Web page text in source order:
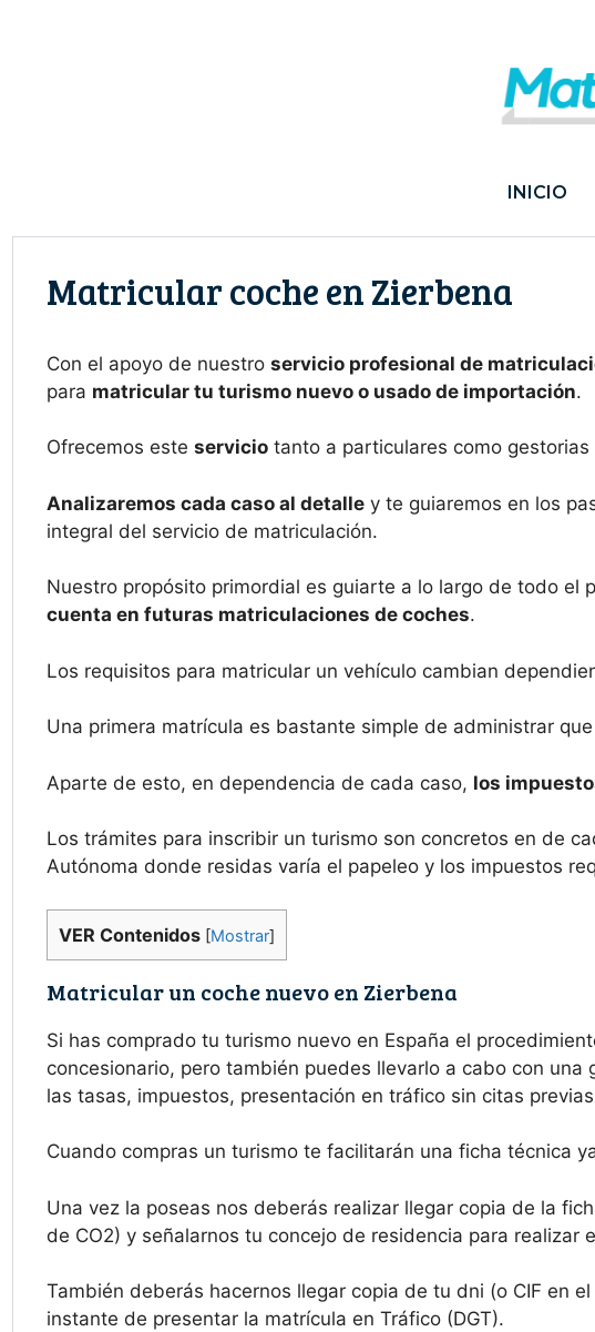
INICIO
Matricular coche en Zierbena
Con el apoyo de nuestro servicio profesional de
para matricular tu turismo nuevo o usado de importación.
Ofrecemos este servicio tanto a particulares como
Analizaremos cada caso al detalle y te guiaremos en los
integral del servicio de matriculación.
Nuestro propósito primordial es guiarte a lo largo de todo el
cuenta en futuras matriculaciones de coches.
Los requisitos para matricular un vehículo cambian
Una primera matrícula es bastante simple de administrar
Aparte de esto, en dependencia de cada caso, los
Los trámites para inscribir un turismo son concretos en de
Autónoma donde residas varía el papeleo y los impuestos
VER Contenidos [Mostrar]
Matricular un coche nuevo en Zierbena
Si has comprado tu turismo nuevo en España el
concesionario, pero también puedes llevarlo a cabo con
las tasas, impuestos, presentación en tráfico sin citas
Cuando compras un turismo te facilitarán una ficha técnica
Una vez la poseas nos deberás realizar llegar copia de la
de CO2) y señalarnos tu concejo de residencia para realizar
También deberás hacernos llegar copia de tu dni (o CIF en
instante de presentar la matrícula en Tráfico (DGT).